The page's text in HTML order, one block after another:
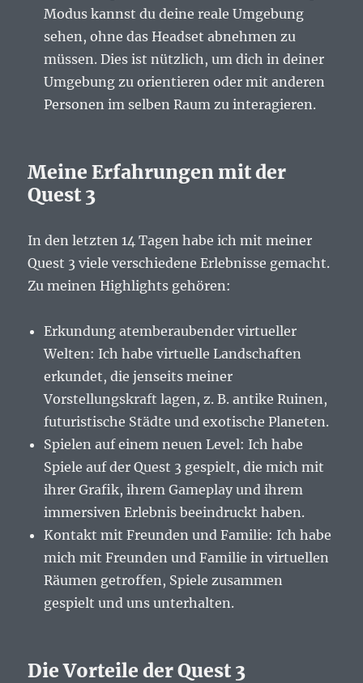
Modus kannst du deine reale Umgebung
sehen, ohne das Headset abnehmen zu
müssen. Dies ist nützlich, um dich in deiner
Umgebung zu orientieren oder mit anderen
Personen im selben Raum zu interagieren.
Meine Erfahrungen mit der
Quest 3
In den letzten 14 Tagen habe ich mit meiner
Quest 3 viele verschiedene Erlebnisse gemacht.
Zu meinen Highlights gehören:
Erkundung atemberaubender virtueller
Welten: Ich habe virtuelle Landschaften
erkundet, die jenseits meiner
Vorstellungskraft lagen, z. B. antike Ruinen,
futuristische Städte und exotische Planeten.
Spielen auf einem neuen Level: Ich habe
Spiele auf der Quest 3 gespielt, die mich mit
ihrer Grafik, ihrem Gameplay und ihrem
immersiven Erlebnis beeindruckt haben.
Kontakt mit Freunden und Familie: Ich habe
mich mit Freunden und Familie in virtuellen
Räumen getroffen, Spiele zusammen
gespielt und uns unterhalten.
Die Vorteile der Quest 3